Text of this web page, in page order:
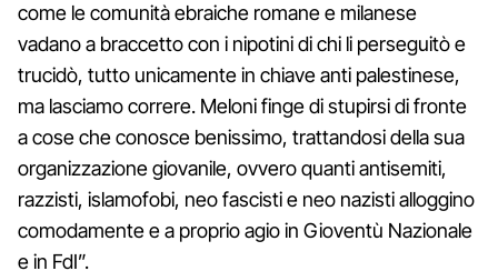
come le comunità ebraiche romane e milanese
vadano a braccetto con i nipotini di chi li perseguitò e
trucidò, tutto unicamente in chiave anti palestinese,
ma lasciamo correre. Meloni finge di stupirsi di fronte
a cose che conosce benissimo, trattandosi della sua
organizzazione giovanile, ovvero quanti antisemiti,
razzisti, islamofobi, neo fascisti e neo nazisti alloggino
comodamente e a proprio agio in Gioventù Nazionale
e in FdI”.